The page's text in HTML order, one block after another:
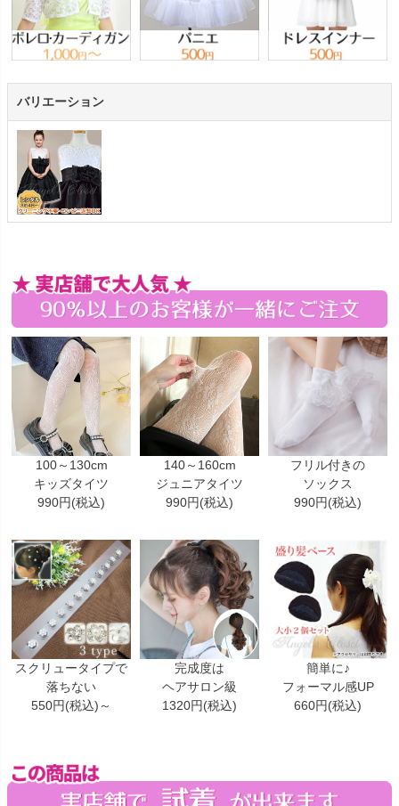
バリエーション
100～130cm
キッズタイツ
990円(税込)
140～160cm
ジュニアタイツ
990円(税込)
フリル付きの
ソックス
990円(税込)
スクリュータイプで
落ちない
550円(税込)～
完成度は
ヘアサロン級
1320円(税込)
簡単に♪
フォーマル感UP
660円(税込)